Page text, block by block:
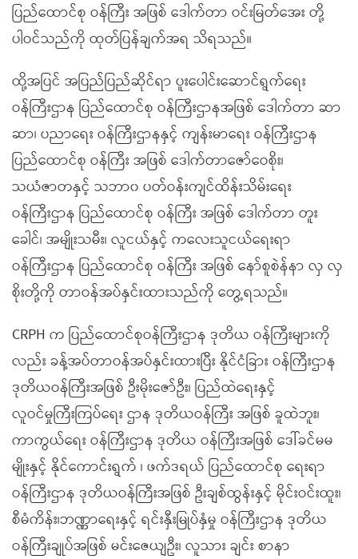
ပြည်ထောင်စု ဝန်ကြီး အဖြစ် ဒေါက်တာ ဝင်းမြတ်အေး တို့
ပါဝင်သည်ကို ထုတ်ပြန်ချက်အရ သိရသည်။
ထို့အပြင် အပြည်ပြည်ဆိုင်ရာ ပူးပေါင်းဆောင်ရွက်ရေး
ဝန်ကြီးဌာန ပြည်ထောင်စု ဝန်ကြီးဌာနအဖြစ် ဒေါက်တာ ဆာ
ဆာ၊ ပညာရေး ဝန်ကြီးဌာနနှင့် ကျန်းမာရေး ဝန်ကြီးဌာန
ပြည်ထောင်စု ဝန်ကြီး အဖြစ် ဒေါက်တာဇော်ဝေစိုး၊
သယံဇာတနှင့် သဘာ၀ ပတ်ဝန်းကျင်ထိန်းသိမ်းရေး
ဝန်ကြီးဌာန ပြည်ထောင်စု ဝန်ကြီး အဖြစ် ဒေါက်တာ တူး
ခေါင်၊ အမျိုးသမီး၊ လူငယ်နှင့် ကလေးသူငယ်ရေးရာ
ဝန်ကြီးဌာန ပြည်ထောင်စု ဝန်ကြီး အဖြစ် နော်စူစဲန်နာ လှ လှ
စိုးတို့ကို တာဝန်အပ်နှင်းထားသည်ကို တွေ့ရသည်။
CRPH က ပြည်ထောင်စုဝန်ကြီးဌာန ဒုတိယ ဝန်ကြီးများကို
လည်း ခန့်အပ်တာဝန်အပ်နှင်းထားပြီး နိုင်ငံခြား ဝန်ကြီးဌာန
ဒုတိယဝန်ကြီးအဖြစ် ဦးမိုးဇော်ဦး၊ ပြည်ထဲရေးနှင့်
လူဝင်မှုကြီးကြပ်ရေး ဌာန ဒုတိယဝန်ကြီး အဖြစ် ခူထဲဘူး၊
ကာကွယ်ရေး ဝန်ကြီးဌာန ဒုတိယ ဝန်ကြီးအဖြစ် ဒေါ်ခင်မမ
မျိုးနှင့် နိုင်ကောင်းရွက် ၊ ဖက်ဒရယ် ပြည်ထောင်စု ရေးရာ
ဝန်ကြီးဌာန ဒုတိယဝန်ကြီးအဖြစ် ဦးချစ်ထွန်းနှင့် မိုင်းဝင်းထူး၊
စီမံကိန်း၊ဘဏ္ဏာရေးနှင့် ရင်းနှီးမြုပ်နှံမှု ဝန်ကြီးဌာန ဒုတိယ
ဝန်ကြီးချုပ်အဖြစ် မင်းဇေယျဦး၊ လူသား ချင်း စာနာ